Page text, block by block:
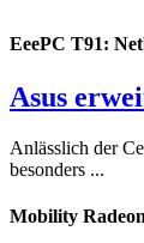
EeePC T91:
Asus
Anlässlich der
besonders ...
Mobility